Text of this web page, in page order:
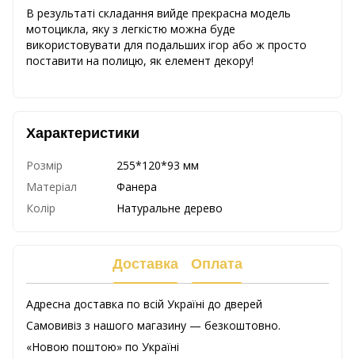
В результаті складання вийде прекрасна модель
мотоцикла, яку з легкістю можна буде
використовувати для подальших ігор або ж просто
поставити на полицю, як елемент декору!
Характеристики
Розмір
255*120*93 мм
Матеріал
Фанера
Колір
Натуральне дерево
Доставка Оплата
Адресна доставка по всій Україні до дверей
Самовивіз з нашого магазину — безкоштовно.
«Новою поштою» по Україні